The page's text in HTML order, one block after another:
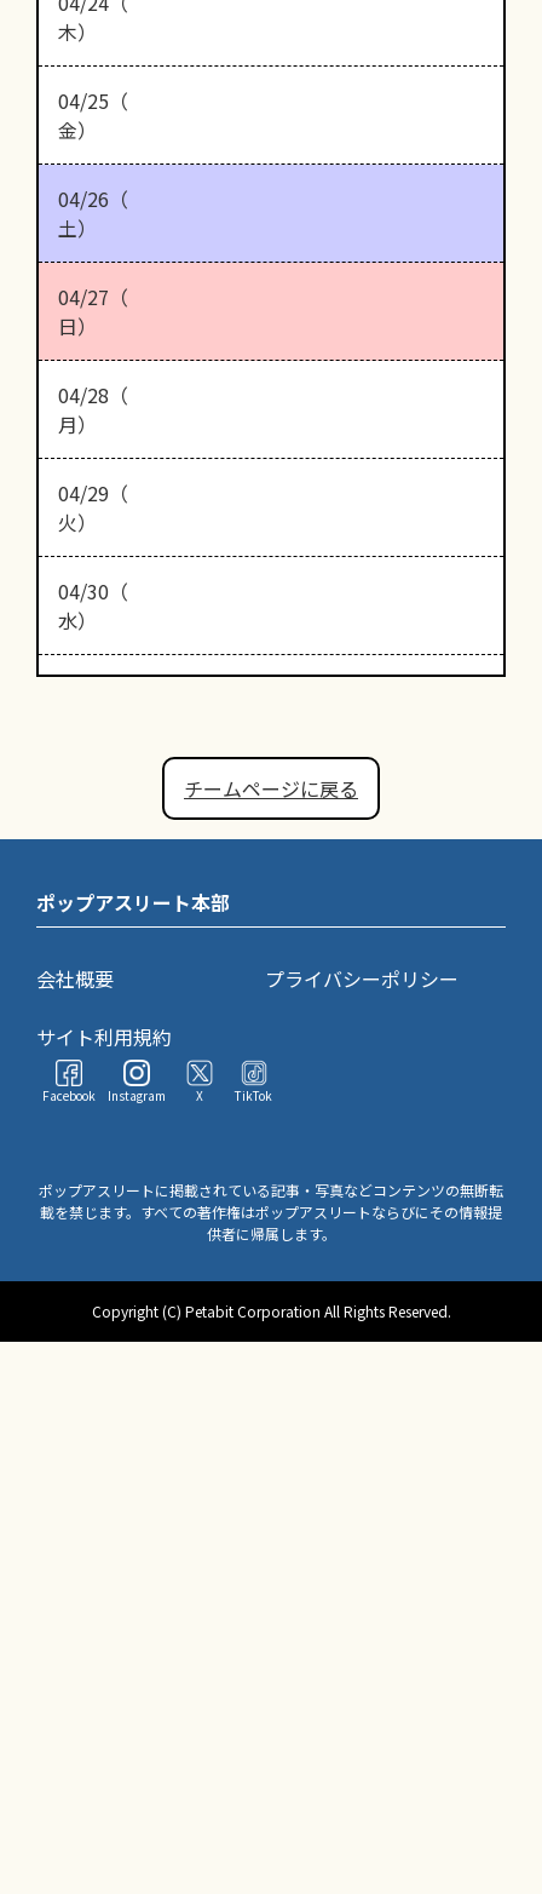
木）
04/25（
金）
04/26（
土）
04/27（
日）
04/28（
月）
04/29（
火）
04/30（
水）
チームページに戻る
ポップアスリート本部
会社概要
プライバシーポリシー
サイト利用規約
Facebook Instagram X TikTok
ポップアスリートに掲載されている記事・写真などコンテンツの無断転
載を禁じます。すべての著作権はポップアスリートならびにその情報提
供者に帰属します。
Copyright (C) Petabit Corporation All Rights Reserved.